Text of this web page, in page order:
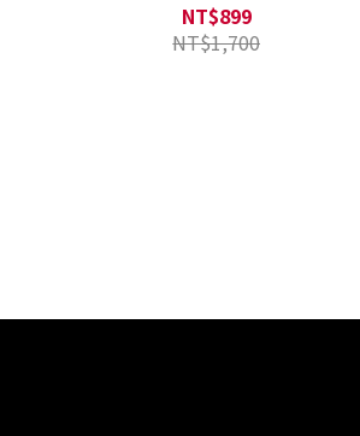
NT$899
NT$1,700